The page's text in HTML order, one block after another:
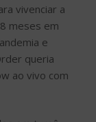
vivenciar a
meses em
e
queria
ao vivo com